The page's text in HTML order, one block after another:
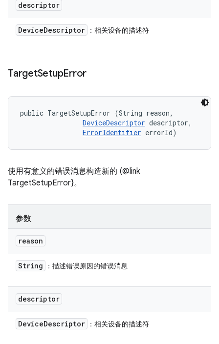
descriptor
DeviceDescriptor ：相关设备的描述符
TargetSetupError
public TargetSetupError (String reason,
DeviceDescriptor descriptor,
ErrorIdentifier errorId)
使用有意义的错误消息构造新的 (@link
TargetSetupError}。
参数
reason
String ：描述错误原因的错误消息
descriptor
DeviceDescriptor ：相关设备的描述符